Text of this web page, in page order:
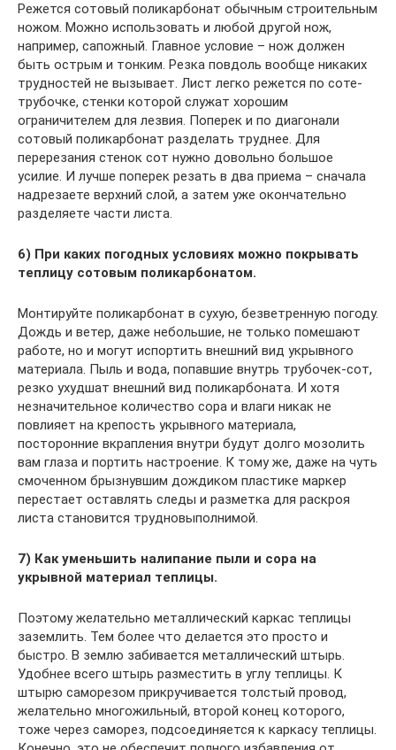
Режется сотовый поликарбонат обычным строительным
ножом. Можно использовать и любой другой нож,
например, сапожный. Главное условие – нож должен
быть острым и тонким. Резка повдоль вообще никаких
трудностей не вызывает. Лист легко режется по соте-
трубочке, стенки которой служат хорошим
ограничителем для лезвия. Поперек и по диагонали
сотовый поликарбонат разделать труднее. Для
перерезания стенок сот нужно довольно большое
усилие. И лучше поперек резать в два приема – сначала
надрезаете верхний слой, а затем уже окончательно
разделяете части листа.
6) При каких погодных условиях можно покрывать
теплицу сотовым поликарбонатом.
Монтируйте поликарбонат в сухую, безветренную погоду.
Дождь и ветер, даже небольшие, не только помешают
работе, но и могут испортить внешний вид укрывного
материала. Пыль и вода, попавшие внутрь трубочек-сот,
резко ухудшат внешний вид поликарбоната. И хотя
незначительное количество сора и влаги никак не
повлияет на крепость укрывного материала,
посторонние вкрапления внутри будут долго мозолить
вам глаза и портить настроение. К тому же, даже на чуть
смоченном брызнувшим дождиком пластике маркер
перестает оставлять следы и разметка для раскроя
листа становится трудновыполнимой.
7) Как уменьшить налипание пыли и сора на
укрывной материал теплицы.
Поэтому желательно металлический каркас теплицы
заземлить. Тем более что делается это просто и
быстро. В землю забивается металлический штырь.
Удобнее всего штырь разместить в углу теплицы. К
штырю саморезом прикручивается толстый провод,
желательно многожильный, второй конец которого,
тоже через саморез, подсоединяется к каркасу теплицы.